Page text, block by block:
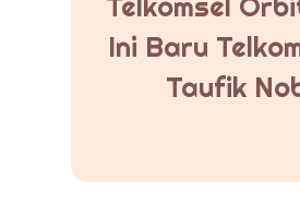
Ini Baru
Taufik